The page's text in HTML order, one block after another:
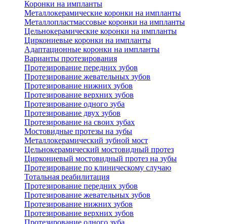
Коронки на импланты
Металлокерамические коронки на импланты
Металлопластмассовые коронки на импланты
Цельнокерамические коронки на импланты
Циркониевые коронки на импланты
Адаптационные коронки на импланты
Варианты протезирования
Протезирование передних зубов
Протезирование жевательных зубов
Протезирование нижних зубов
Протезирование верхних зубов
Протезирование одного зуба
Протезирование двух зубов
Протезирование на своих зубах
Мостовидные протезы на зубы
Металлокерамический зубной мост
Цельнокерамический мостовидный протез
Циркониевый мостовидный протез на зубы
Протезирование по клиническому случаю
Тотальная реабилитация
Протезирование передних зубов
Протезирование жевательных зубов
Протезирование нижних зубов
Протезирование верхних зубов
Протезирование одного зуба